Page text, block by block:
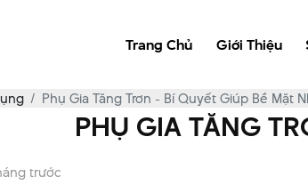
Trang Chủ Giới Thiệu
Phụ Gia Tăng Trơn - Bí Quyết Giúp Bề Mặt
PHỤ GIA TĂNG
trước